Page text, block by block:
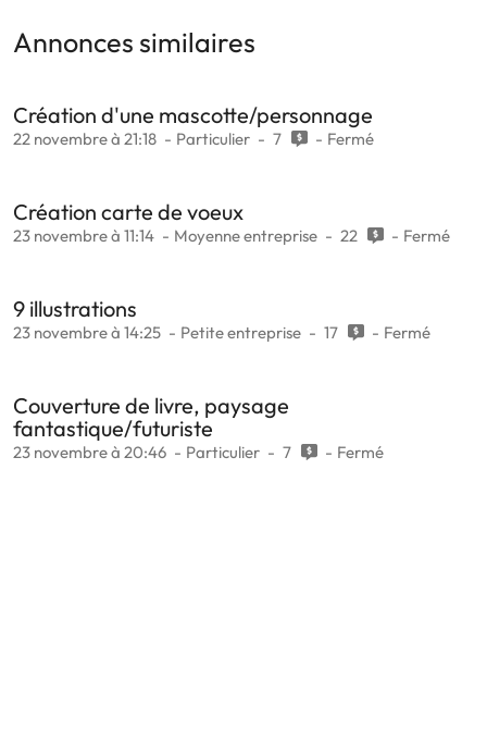
Annonces similaires
Création d'une mascotte/personnage
22 novembre à 21:18 Particulier 7 Fermé
Création carte de voeux
23 novembre à 11:14 Moyenne entreprise 22 Fermé
9 illustrations
23 novembre à 14:25 Petite entreprise 17 Fermé
Couverture de livre, paysage
fantastique/futuriste
23 novembre à 20:46 Particulier 7 Fermé